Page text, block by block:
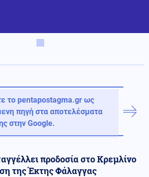
το pentapostagma.gr ως
πηγή στα αποτελέσματα
στην Google.
προδοσία στο Κρεμλίνο
της Έκτης Φάλαγγας